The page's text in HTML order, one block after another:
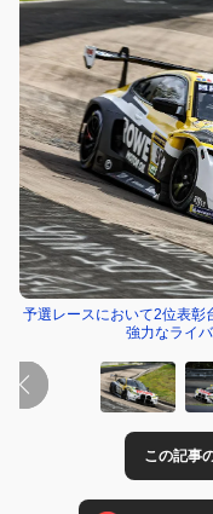
予選レースにおいて2位表彰
強力なライ
この記事